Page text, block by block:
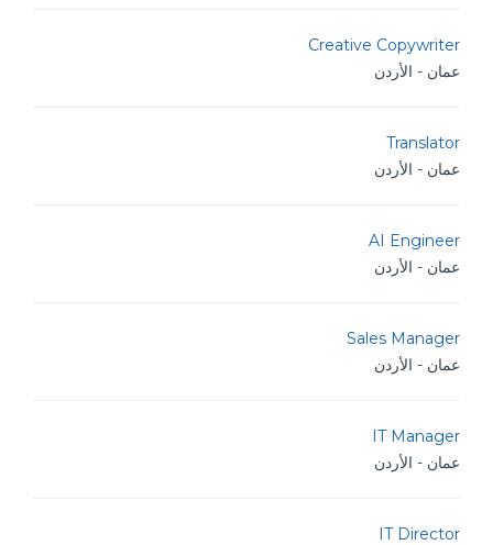
Creative Copywriter
عمان - الأردن
Translator
عمان - الأردن
AI Engineer
عمان - الأردن
Sales Manager
عمان - الأردن
IT Manager
عمان - الأردن
IT Director